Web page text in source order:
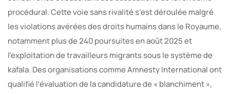
procédural. Cette voie sans rivalité s’est déroulée malgré
les violations avérées des droits humains dans le Royaume,
notamment plus de 240 poursuites en août 2025 et
l’exploitation de travailleurs migrants sous le système de
kafala. Des organisations comme Amnesty International ont
qualifié l’évaluation de la candidature de « blanchiment »,